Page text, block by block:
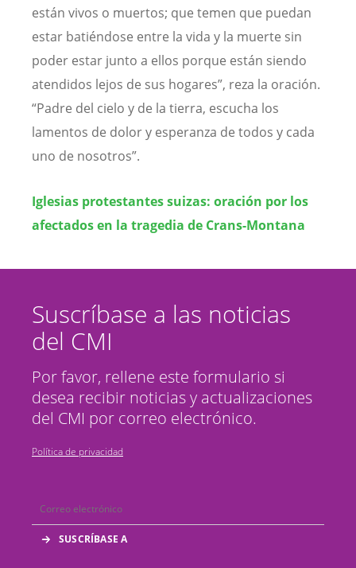
están vivos o muertos; que temen que puedan
estar batiéndose entre la vida y la muerte sin
poder estar junto a ellos porque están siendo
atendidos lejos de sus hogares”, reza la oración.
“Padre del cielo y de la tierra, escucha los
lamentos de dolor y esperanza de todos y cada
uno de nosotros”.
Iglesias protestantes suizas: oración por los
afectados en la tragedia de Crans-Montana
Suscríbase a las noticias
del CMI
Por favor, rellene este formulario si
desea recibir noticias y actualizaciones
del CMI por correo electrónico.
Política de privacidad